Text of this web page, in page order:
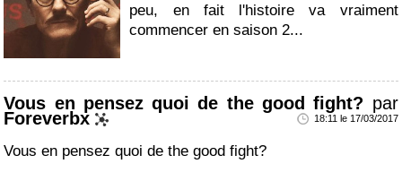
peu, en fait l'histoire va vraiment
commencer en saison 2...
Vous en pensez quoi de the good fight? par
Foreverbx 18:11 le 17/03/2017
Vous en pensez quoi de the good fight?